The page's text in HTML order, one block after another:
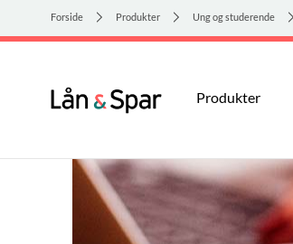
Forside Produkter Ung og studerende
Produkter